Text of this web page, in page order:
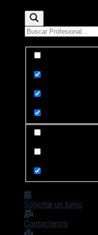
Solicitar un turno
Contactanos